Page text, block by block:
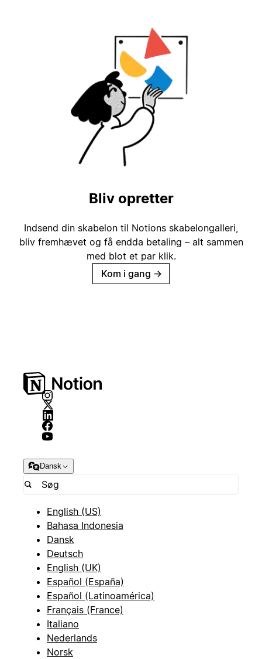
Bliv opretter
Indsend din skabelon til Notions skabelongalleri,
bliv fremhævet og få endda betaling – alt sammen
med blot et par klik.
Kom i gang →
Dansk
English (US)
Bahasa Indonesia
Dansk
Deutsch
English (UK)
Español (España)
Español (Latinoamérica)
Français (France)
Italiano
Nederlands
Norsk